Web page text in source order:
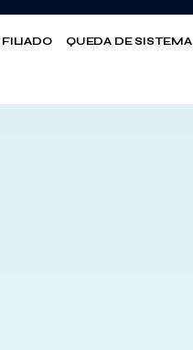
QUEDA DE SISTEMA